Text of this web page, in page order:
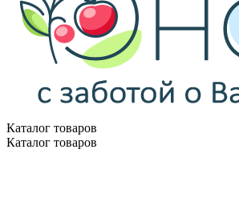
Каталог товаров
Каталог товаров